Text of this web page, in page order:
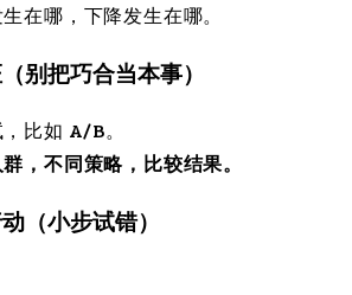
在哪，下降发生在哪。
别把巧合当本事）
比如 A/B。
，不同策略，比较结果。
（小步试错）